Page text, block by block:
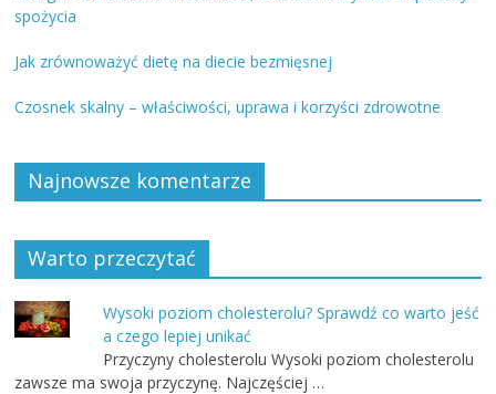
spożycia
Jak zrównoważyć dietę na diecie bezmięsnej
Czosnek skalny – właściwości, uprawa i korzyści zdrowotne
Najnowsze komentarze
Warto przeczytać
Wysoki poziom cholesterolu? Sprawdź co warto jeść
a czego lepiej unikać
Przyczyny cholesterolu Wysoki poziom cholesterolu
zawsze ma swoja przyczynę. Najczęściej …